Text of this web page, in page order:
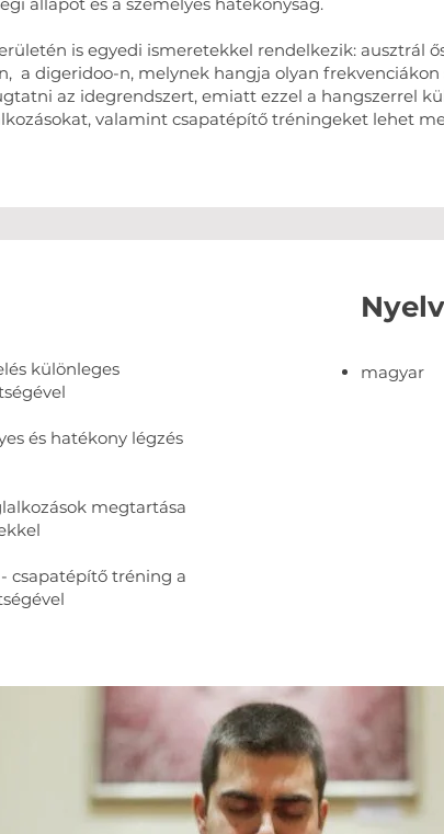
is egyedi ismeretekkel rendelkezik: ausztrál
a digeridoo-n, melynek hangja olyan
az idegrendszert, emiatt ezzel a hangszerrel
valamint csapatépítő tréningeket lehet
különleges
és hatékony légzés
megtartása
csapatépítő tréning a
magyar